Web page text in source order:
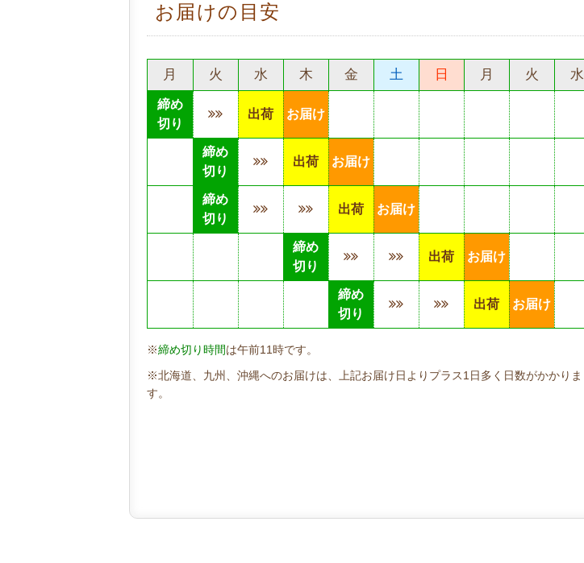
お届けの目安
月 火 水 木 金 土 日 月 火 水
締め
切り
出荷 お届け
締め
切り
出荷 お届け
締め
切り
出荷 お届け
締め
切り
出荷 お届け
締め
切り
出荷 お届け
※締め切り時間は午前11時です。
※北海道、九州、沖縄へのお届けは、上記お届け日よりプラス1日多く日数がかかりま
す。